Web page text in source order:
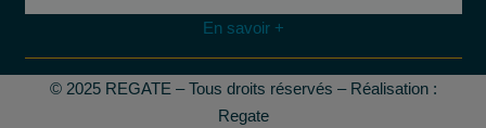
En savoir +
© 2025 REGATE – Tous droits réservés – Réalisation :
Regate